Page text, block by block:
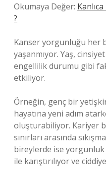
Okumaya Değer:
?
Kanser yorgunluğu her
yaşanmıyor. Yaş,
engellilik durumu gibi
etkiliyor.
Örneğin, genç bir
hayatına yeni adım
oluşturabiliyor. Kariyer
sınırları arasında
bireylerde ise yorgunluk
ile karıştırılıyor ve